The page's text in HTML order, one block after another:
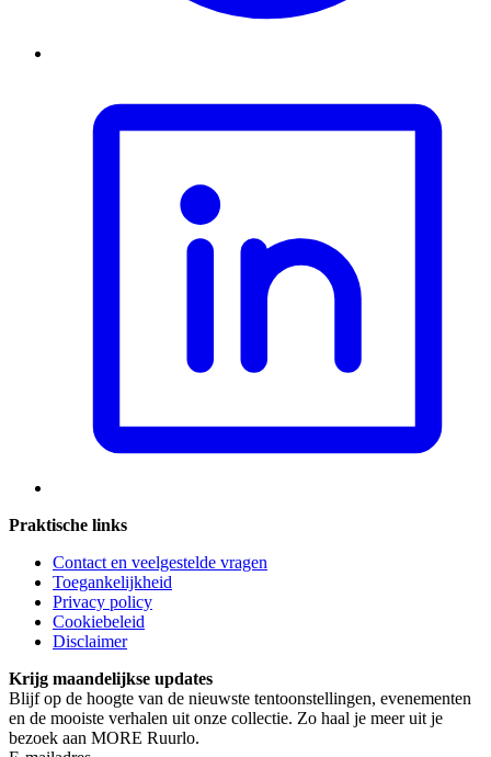
Praktische links
Contact en veelgestelde vragen
Toegankelijkheid
Privacy policy
Cookiebeleid
Disclaimer
Krijg maandelijkse updates
Blijf op de hoogte van de nieuwste tentoonstellingen, evenementen
en de mooiste verhalen uit onze collectie. Zo haal je meer uit je
bezoek aan MORE Ruurlo.